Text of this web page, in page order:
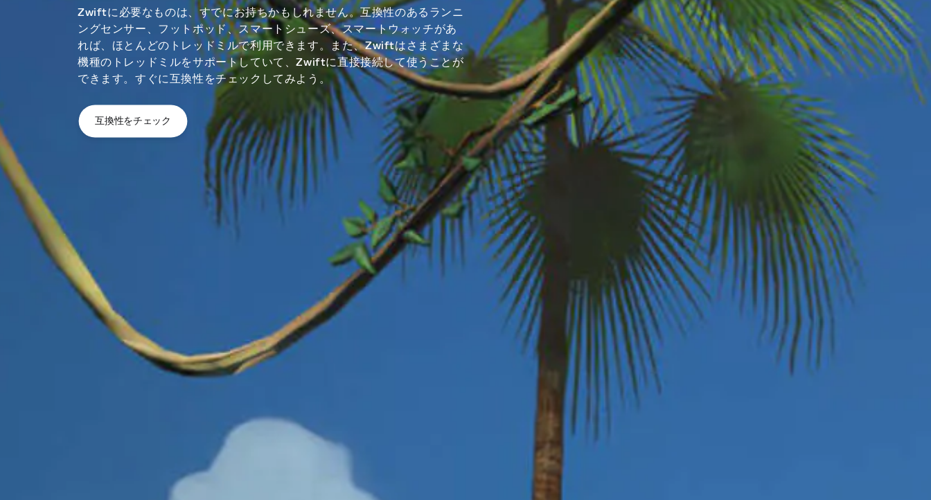
Zwiftに必要なものは、すでにお持ちかもしれません。互換性のあるランニ
ングセンサー、フットポッド、スマートシューズ、スマートウォッチがあ
れば、ほとんどのトレッドミルで利用できます。また、Zwiftはさまざまな
機種のトレッドミルをサポートしていて、Zwiftに直接接続して使うことが
できます。すぐに互換性をチェックしてみよう。
互換性をチェック